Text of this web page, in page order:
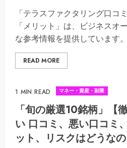
「テラスファクタリング口コ
「メリット」は、ビジネスオ
な参考情報を提供しています。
READ MORE
1 MIN READ マネー・資産・副業
「旬の厳選10銘柄」【
い 口コミ、悪い口コミ
ット、リスクはどうなの